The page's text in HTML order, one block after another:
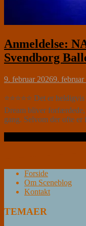
Anmeldelse:
Svendborg
9. februar 20269. februar
⭐⭐⭐⭐⭐ Det er
Dream bliver forfærdede,
gang. Selvom der ofte
Forside
Om Sceneblog
Kontakt
TEMAER